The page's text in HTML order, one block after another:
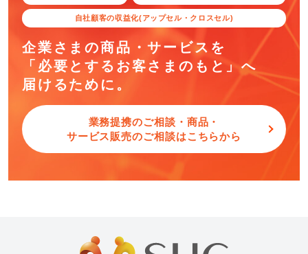
自社顧客の収益化(アップセル・クロスセル)
企業さまの商品・サービスを
「必要とするお客さまのもと」へ
届けるために。
業務提携のご相談・商品・
サービス販売のご相談はこちらから